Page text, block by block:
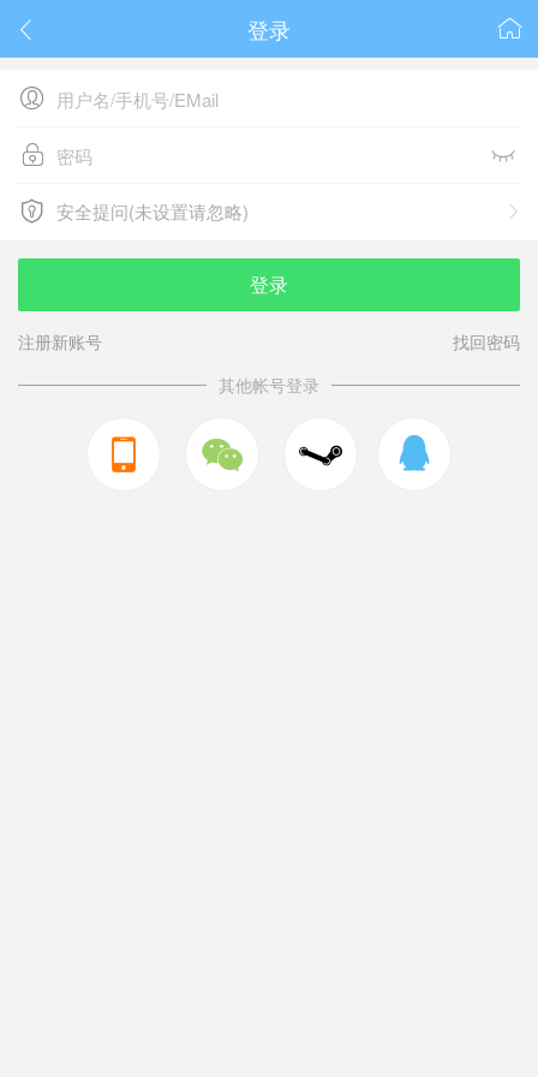
 
登录

 
 
安全提问(未设置请忽略)
安全提问(未设置请忽略)
登录
注册新账号
找回密码
其他帐号登录
  